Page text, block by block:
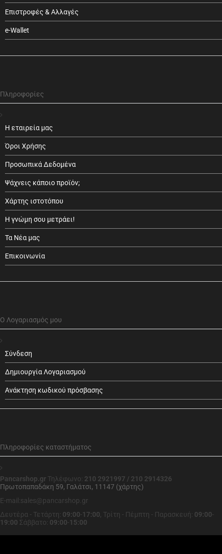
Επιστροφές & Αλλαγές
e-Wallet
Πληροφορίες
Η εταιρεία μας
Όροι Χρήσης
Προσωπικά Δεδομένα
Ψάχνεις κάποιο προϊόν;
Χάρτης ιστοτόπου
Η γνώμη σου μετράει!
Τα Νέα μας
Επικοινωνία
Ο Λογαριασμός μου
Σύνδεση
Δημιουργία Λογαριασμού
Ανάκτηση κωδικού πρόσβασης
Πληροφορίες καταστήματος
Pancarshop.gr Τηλέφωνο: 210 2921997 / 210 2914326
Πρωτοπαπαδάκη 59, Γαλάτσι, 11147 (χάρτης)
E-mail:sales@pancarshop.gr
Δευτέρα - Τετάρτη: 09:00-17:00, Τρίτη - Πέμπτη - Παρασκευή: 09:00-
19:00 Σάββατο: 09:00-15:00